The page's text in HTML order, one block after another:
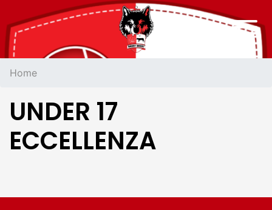
Home
UNDER 17
ECCELLENZA